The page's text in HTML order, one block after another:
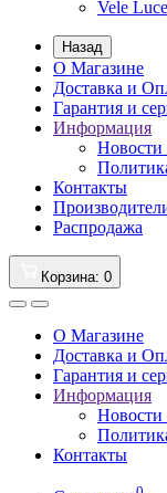
Vele Luce
Назад
О Магазине
Доставка и
Гарантия и
Информация
Контакты
Распродажа
Корзина: 0
О Магазине
Доставка и
Гарантия и
Информация
Контакты